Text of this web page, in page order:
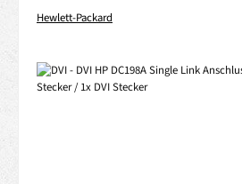
Hewlett-Packard
Bildergalerie überspringen